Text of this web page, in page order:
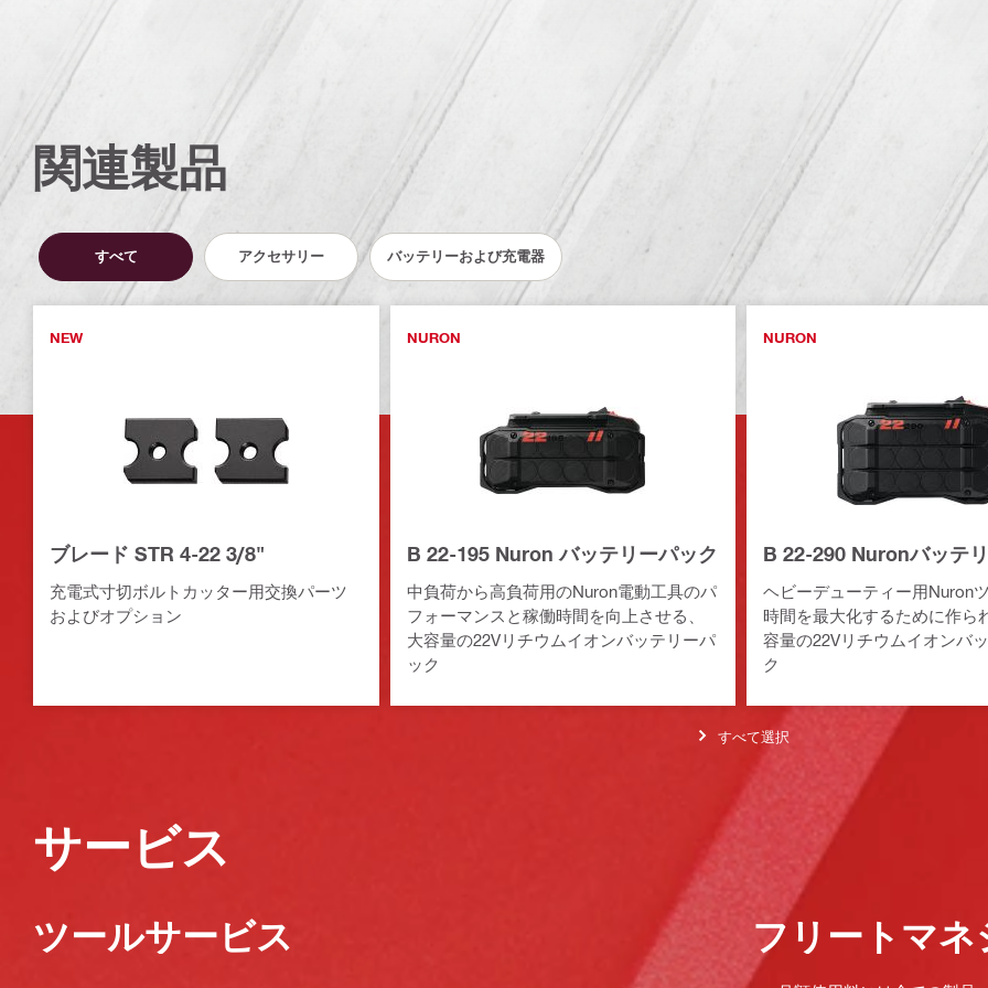
関連製品
すべて アクセサリー バッテリーおよび充電器
NEW
ブレード STR 4-22 3/8"
充電式寸切ボルトカッター用交換パーツ
およびオプション
NURON
B 22-195 Nuron バッテリーパック
中負荷から高負荷用のNuron電動工具のパ
フォーマンスと稼働時間を向上させる、
大容量の22Vリチウムイオンバッテリーパ
ック
NURON
B 22-290 Nuronバッテ
ヘビーデューティー用Nuron
時間を最大化するために作ら
容量の22Vリチウムイオンバ
ク
すべて選択
サービス
ツールサービス フリートマ